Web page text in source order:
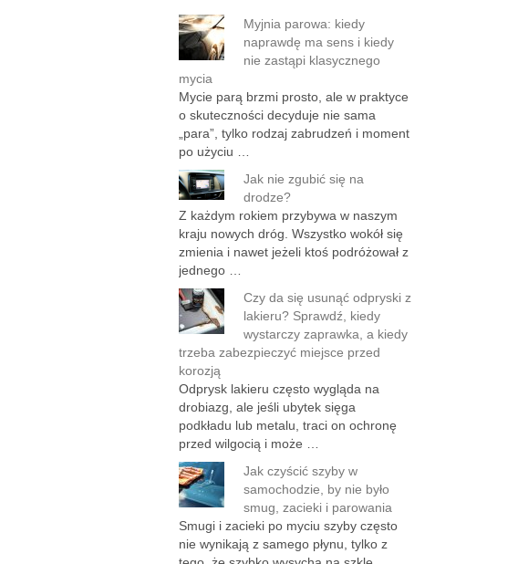
Myjnia parowa: kiedy
naprawdę ma sens i kiedy
nie zastąpi klasycznego
mycia
Mycie parą brzmi prosto, ale w praktyce
o skuteczności decyduje nie sama
„para”, tylko rodzaj zabrudzeń i moment
po użyciu …
Jak nie zgubić się na
drodze?
Z każdym rokiem przybywa w naszym
kraju nowych dróg. Wszystko wokół się
zmienia i nawet jeżeli ktoś podróżował z
jednego …
Czy da się usunąć odpryski z
lakieru? Sprawdź, kiedy
wystarczy zaprawka, a kiedy
trzeba zabezpieczyć miejsce przed
korozją
Odprysk lakieru często wygląda na
drobiazg, ale jeśli ubytek sięga
podkładu lub metalu, traci on ochronę
przed wilgocią i może …
Jak czyścić szyby w
samochodzie, by nie było
smug, zacieki i parowania
Smugi i zacieki po myciu szyby często
nie wynikają z samego płynu, tylko z